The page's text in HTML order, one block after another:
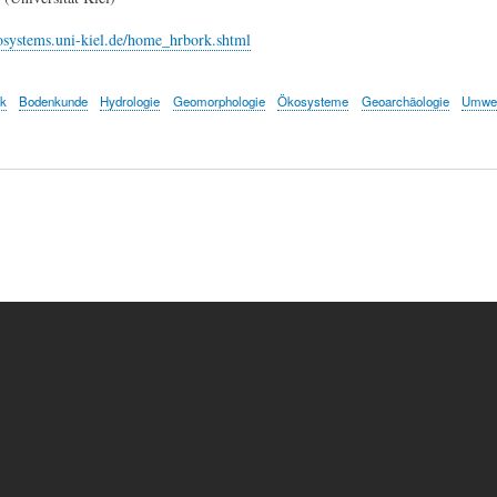
kiel.de/home_hrbork.shtml
Bodenkunde Hydrologie Geomorphologie Ökosysteme Geoarchäologie